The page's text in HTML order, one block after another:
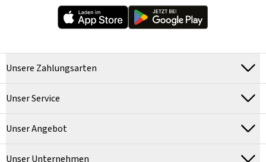
Unsere Zahlungsarten
Unser Service
Unser Angebot
Unser Unternehmen